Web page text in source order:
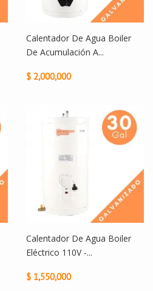
Calentador De Agua Boiler
De Acumulación A...
$ 2,000,000
Calentador De Agua Boiler
Eléctrico 110V -...
$ 1,550,000